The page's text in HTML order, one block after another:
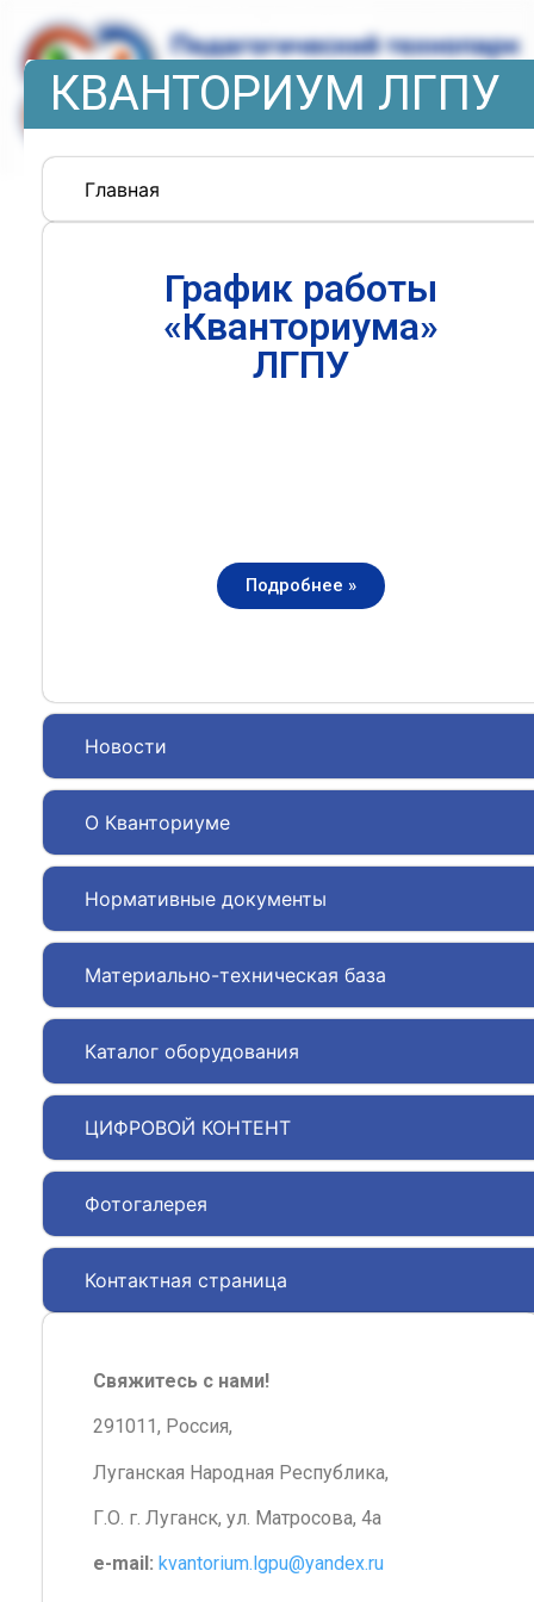
КВАНТОРИУМ ЛГПУ
Главная
Новости
О Кванториуме
Нормативные документы
Материально-техническая база
Каталог оборудования
ЦИФРОВОЙ КОНТЕНТ
Фотогалерея
Контактная страница
График работы
«Кванториума»
ЛГПУ
Подробнее »
Свяжитесь с нами!
291011, Россия,
Луганская Народная Республика,
Г.О. г. Луганск, ул. Матросова, 4а
e-mail: kvantorium.lgpu@yandex.ru